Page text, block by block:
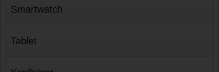
Smartwatch
Tablet